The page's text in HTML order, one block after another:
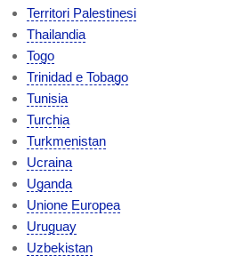
Territori Palestinesi
Thailandia
Togo
Trinidad e Tobago
Tunisia
Turchia
Turkmenistan
Ucraina
Uganda
Unione Europea
Uruguay
Uzbekistan